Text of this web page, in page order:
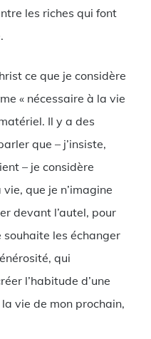
les riches qui font
ce que je considère
« nécessaire à la vie
Il y a des
que – j’insiste,
– je considère
que je n’imagine
devant l’autel, pour
les échanger
qui
l’habitude d’une
vie de mon prochain,